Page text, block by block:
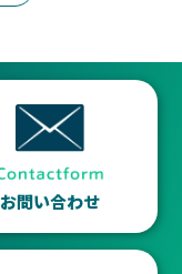
お問い合わせ